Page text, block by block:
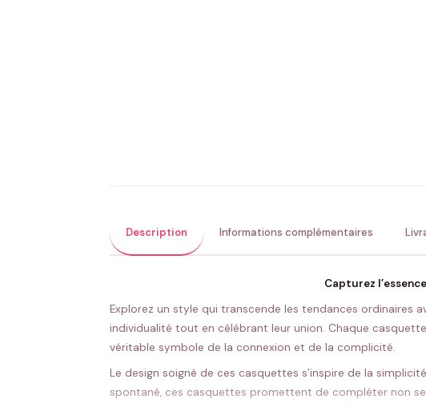
Description Informations complémentaires
Capturez
Explorez un style qui transcende les tendances ordinaires
individualité tout en célébrant leur union. Chaque
véritable symbole de la connexion et de la complicité.
Le design soigné de ces casquettes s’inspire de la
spontané, ces casquettes promettent de compléter non